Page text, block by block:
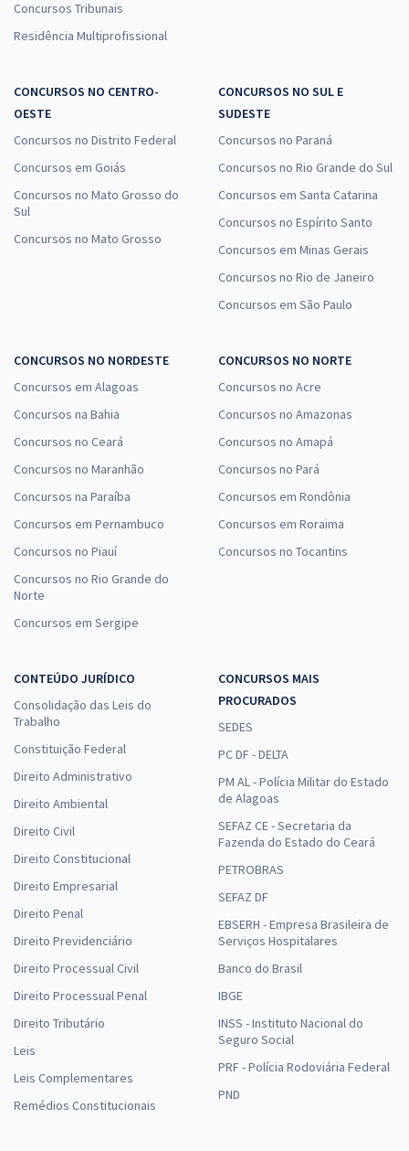
Concursos Tribunais
Residência Multiprofissional
CONCURSOS NO CENTRO-
OESTE
Concursos no Distrito Federal
Concursos em Goiás
Concursos no Mato Grosso do
Sul
Concursos no Mato Grosso
CONCURSOS NO SUL E
SUDESTE
Concursos no Paraná
Concursos no Rio Grande do Sul
Concursos em Santa Catarina
Concursos no Espírito Santo
Concursos em Minas Gerais
Concursos no Rio de Janeiro
Concursos em São Paulo
CONCURSOS NO NORDESTE
Concursos em Alagoas
Concursos na Bahia
Concursos no Ceará
Concursos no Maranhão
Concursos na Paraíba
Concursos em Pernambuco
Concursos no Piauí
Concursos no Rio Grande do
Norte
Concursos em Sergipe
CONCURSOS NO NORTE
Concursos no Acre
Concursos no Amazonas
Concursos no Amapá
Concursos no Pará
Concursos em Rondônia
Concursos em Roraima
Concursos no Tocantins
CONTEÚDO JURÍDICO
Consolidação das Leis do
Trabalho
Constituição Federal
Direito Administrativo
Direito Ambiental
Direito Civil
Direito Constitucional
Direito Empresarial
Direito Penal
Direito Previdenciário
Direito Processual Civil
Direito Processual Penal
Direito Tributário
Leis
Leis Complementares
Remédios Constitucionais
CONCURSOS MAIS
PROCURADOS
SEDES
PC DF - DELTA
PM AL - Polícia Militar do Estado
de Alagoas
SEFAZ CE - Secretaria da
Fazenda do Estado do Ceará
PETROBRAS
SEFAZ DF
EBSERH - Empresa Brasileira de
Serviços Hospitalares
Banco do Brasil
IBGE
INSS - Instituto Nacional do
Seguro Social
PRF - Polícia Rodoviária Federal
PND